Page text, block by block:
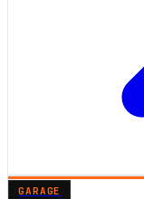
GARAGE